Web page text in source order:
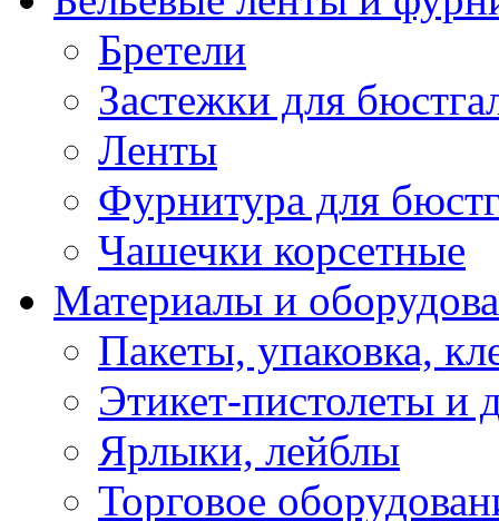
Бретели
Застежки для
Ленты
Фурнитура для
Чашечки корсетные
Материалы и
Пакеты, упаковка,
Этикет-пистолеты и
Ярлыки, лейблы
Торговое